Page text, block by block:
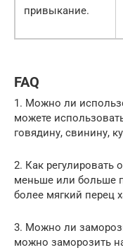
привыкание.
FAQ
1. Можно ли
можете
говядину, свинину,
2. Как регулировать
меньше или больше
более мягкий перец
3. Можно ли
можно заморозить